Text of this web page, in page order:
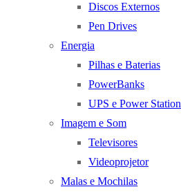
Discos Externos
Pen Drives
Energia
Pilhas e Baterias
PowerBanks
UPS e Power Station
Imagem e Som
Televisores
Videoprojetor
Malas e Mochilas